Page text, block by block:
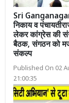
Sri
निकाय व
लेकर कांग्रेस की
बैठक, संगठन को
संकल्प
Published On 02
21:00:35